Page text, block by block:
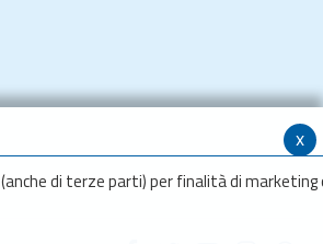
x
(anche di terze parti) per finalità di marketing